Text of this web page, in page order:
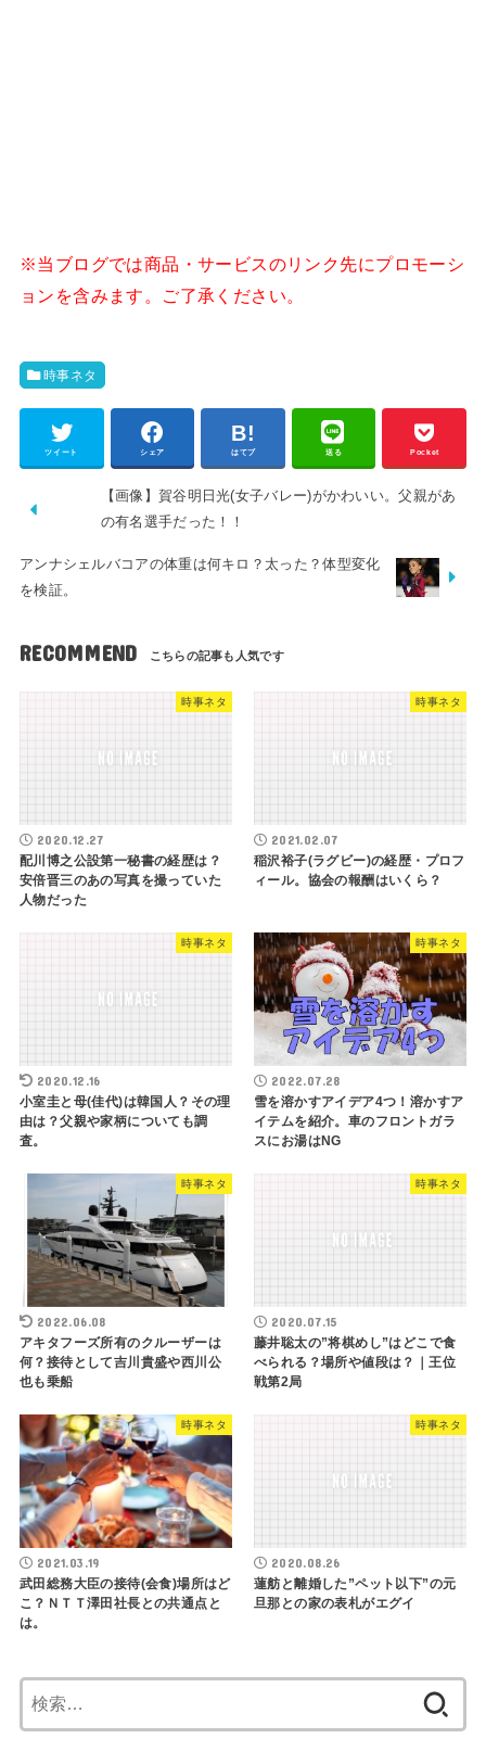
※当ブログでは商品・サービスのリンク先にプロモーシ
ョンを含みます。ご了承ください。
時事ネタ
ツイート シェア はてブ 送る Pocket
【画像】賀谷明日光(女子バレー)がかわいい。父親があ
の有名選手だった！！
アンナシェルバコアの体重は何キロ？太った？体型変化
を検証。
RECOMMEND
時事ネタ
2020.12.27
配川博之公設第一秘書の経歴は？
安倍晋三のあの写真を撮っていた
人物だった
時事ネタ
2021.02.07
稲沢裕子(ラグビー)の経歴・プロフ
ィール。協会の報酬はいくら？
時事ネタ
2020.12.16
小室圭と母(佳代)は韓国人？その理
由は？父親や家柄についても調
査。
時事ネタ
2022.07.28
雪を溶かすアイデア4つ！溶かすア
イテムを紹介。車のフロントガラ
スにお湯はNG
時事ネタ
2022.06.08
アキタフーズ所有のクルーザーは
何？接待として吉川貴盛や西川公
也も乗船
時事ネタ
2020.07.15
藤井聡太の”将棋めし”はどこで食
べられる？場所や値段は？｜王位
戦第2局
時事ネタ
2021.03.19
武田総務大臣の接待(会食)場所はど
こ？ＮＴＴ澤田社長との共通点と
は。
時事ネタ
2020.08.26
蓮舫と離婚した”ペット以下”の元
旦那との家の表札がエグイ
索: